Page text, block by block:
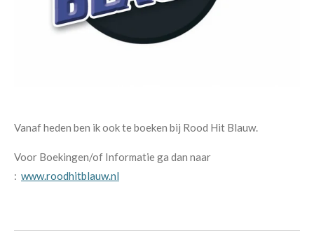
Vanaf heden ben ik ook te boeken bij Rood Hit Blauw.
Voor Boekingen/of Informatie ga dan naar
: www.roodhitblauw.nl